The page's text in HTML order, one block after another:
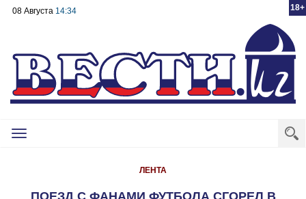
18+
08 Августа 14:34
Toggle
ЛЕНТА
ПОЕЗД С ФАНАМИ ФУТБОЛА СГОРЕЛ В